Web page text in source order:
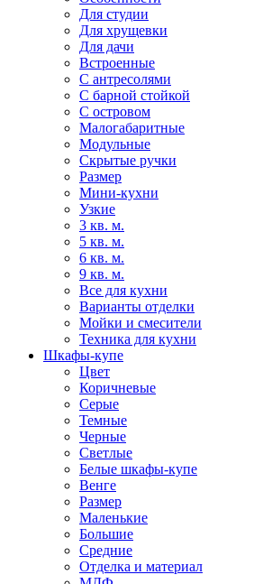
Для студии
Для хрущевки
Для дачи
Встроенные
С антресолями
С барной стойкой
С островом
Малогабаритные
Модульные
Скрытые ручки
Размер
Мини-кухни
Узкие
3 кв. м.
5 кв. м.
6 кв. м.
9 кв. м.
Все для кухни
Варианты отделки
Мойки и смесители
Техника для кухни
Шкафы-купе
Цвет
Коричневые
Серые
Темные
Черные
Светлые
Белые шкафы-купе
Венге
Размер
Маленькие
Большие
Средние
Отделка и материал